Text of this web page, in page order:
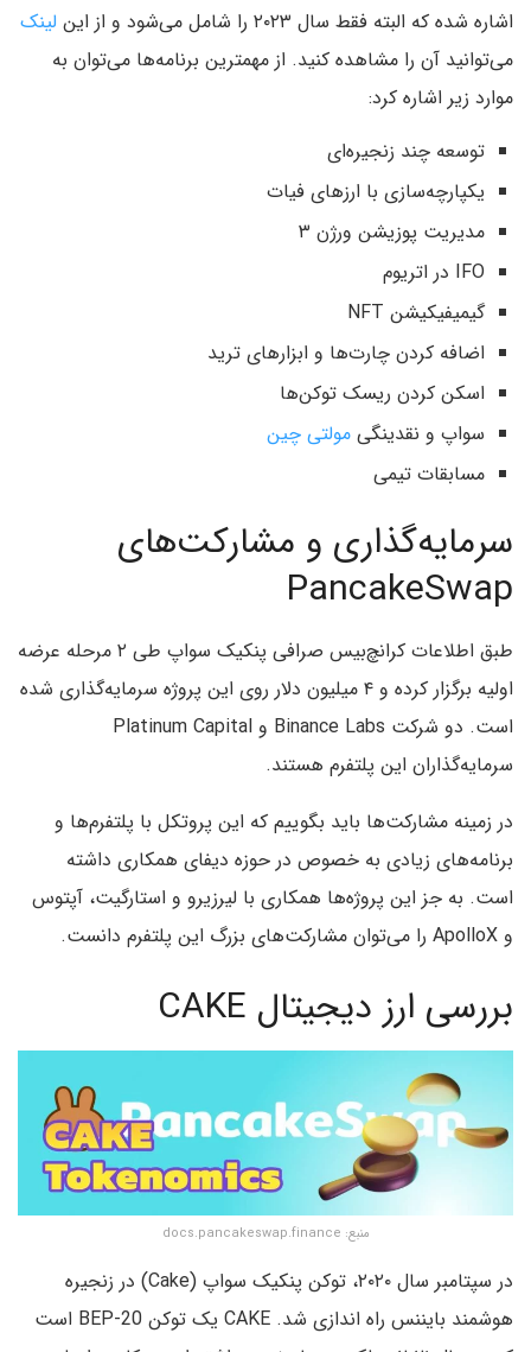
اشاره شده که البته فقط سال ۲۰۲۳ را شامل می‌شود و از این
لینک
می‌توانید آن را مشاهده کنید. از مهمترین برنامه‌ها می‌توان به
موارد زیر اشاره کرد:
توسعه چند زنجیره‌ای
یکپارچه‌سازی با ارزهای فیات
مدیریت پوزیشن ورژن ۳
IFO در اتریوم
گیمیفیکیشن NFT
اضافه کردن چارت‌ها و ابزارهای ترید
اسکن کردن ریسک توکن‌‌ها
سواپ و نقدینگی مولتی چین
مسابقات تیمی
سرمایه‌گذاری و مشارکت‌های
PancakeSwap
طبق اطلاعات کرانچ‌بیس صرافی پنکیک سواپ طی ۲ مرحله عرضه
اولیه برگزار کرده و ۴ میلیون دلار روی این پروژه سرمایه‌گذاری شده
است. دو شرکت Binance Labs و Platinum Capital
سرمایه‌گذاران این پلتفرم هستند.
در زمینه مشارکت‌ها باید بگوییم که این پروتکل با پلتفرم‌ها و
برنامه‌های زیادی به خصوص در حوزه دیفای همکاری داشته
است. به جز این پروژه‌ها همکاری با لیرزیرو و استارگیت،‌ آپتوس
و ApolloX را می‌توان مشارکت‌های بزرگ این پلتفرم دانست.
بررسی ارز دیجیتال CAKE
منبع: docs.pancakeswap.finance
در سپتامبر سال ۲۰۲۰، توکن پنکیک سواپ (Cake) در زنجیره
هوشمند بایننس راه اندازی شد. CAKE یک توکن BEP-20 است